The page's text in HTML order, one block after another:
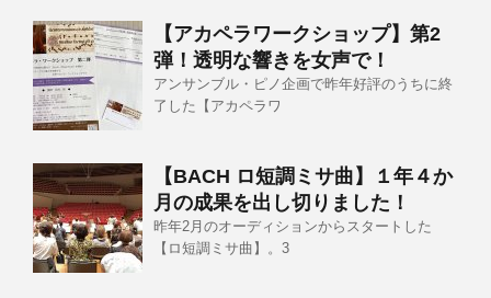
【アカペラワークショップ】第2
弾！透明な響きを女声で！
アンサンブル・ピノ企画で昨年好評のうちに終
了した【アカペラワ
【BACH ロ短調ミサ曲】１年４か
月の成果を出し切りました！
昨年2月のオーディションからスタートした
【ロ短調ミサ曲】。3